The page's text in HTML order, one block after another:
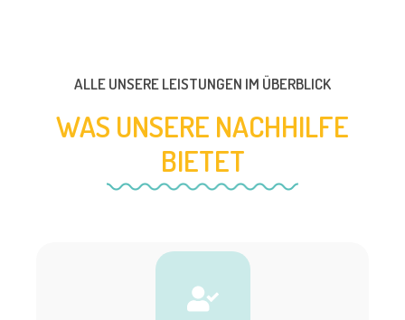
ALLE UNSERE LEISTUNGEN IM ÜBERBLICK
WAS UNSERE NACHHILFE
BIETET